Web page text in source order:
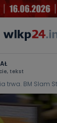
tekst
trwa. BM Slam